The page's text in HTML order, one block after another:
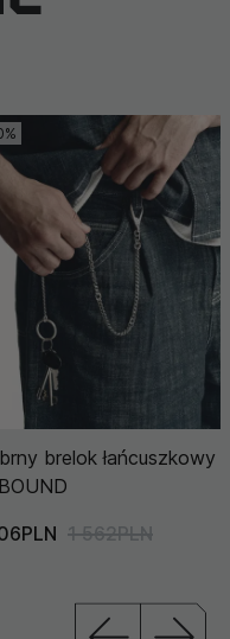
brelok łańcuszkowy
1 562PLN